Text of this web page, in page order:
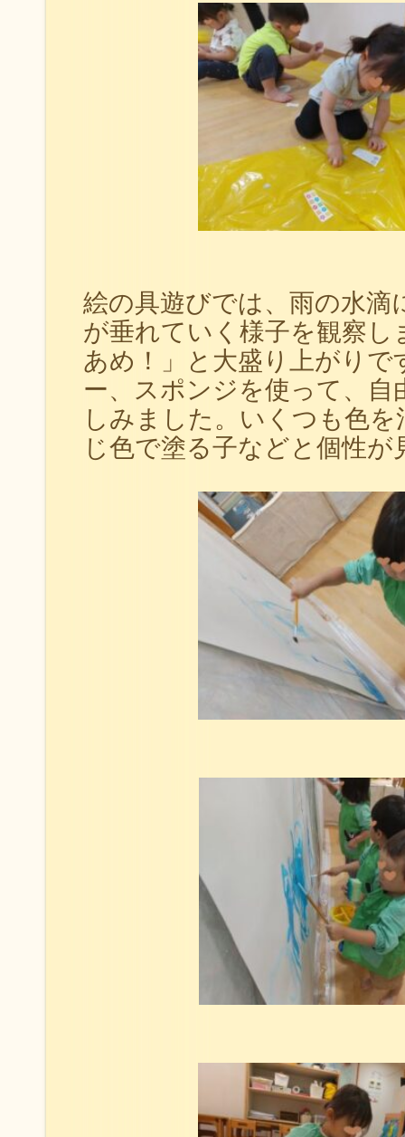
絵の具遊びでは、雨の水滴
が垂れていく様子を観察し
あめ！」と大盛り上がりで
ー、スポンジを使って、自
しみました。いくつも色
じ色で塗る子などと個性が